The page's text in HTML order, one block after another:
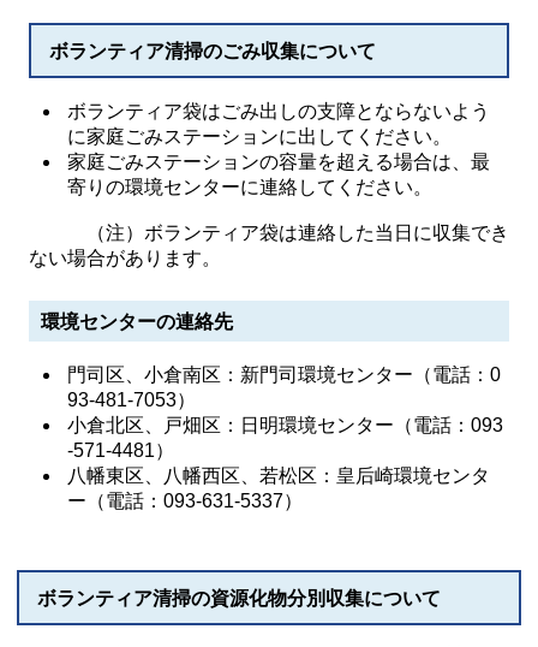
ボランティア清掃のごみ収集について
ボランティア袋はごみ出しの支障とならないよう
に家庭ごみステーションに出してください。
家庭ごみステーションの容量を超える場合は、最
寄りの環境センターに連絡してください。
（注）ボランティア袋は連絡した当日に収集でき
ない場合があります。
環境センターの連絡先
門司区、小倉南区：新門司環境センター（電話：0
93-481-7053）
小倉北区、戸畑区：日明環境センター（電話：093
-571-4481）
八幡東区、八幡西区、若松区：皇后崎環境センタ
ー（電話：093-631-5337）
ボランティア清掃の資源化物分別収集について